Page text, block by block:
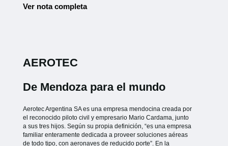
Ver nota completa
AEROTEC
De Mendoza para el mundo
Aerotec Argentina SA es una empresa mendocina creada por
el reconocido piloto civil y empresario Mario Cardama, junto
a sus tres hijos. Según su propia definición, “es una empresa
familiar enteramente dedicada a proveer soluciones aéreas
de todo tipo, con aeronaves de reducido porte”. En la